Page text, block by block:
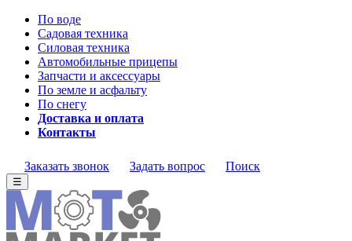
По воде
Садовая техника
Силовая техника
Автомобильные прицепы
Запчасти и аксессуары
По земле и асфальту
По снегу
Доставка и оплата
Контакты
Заказать звонок Задать вопрос Поиск
☰